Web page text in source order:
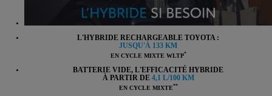
L'HYBRIDE RECHARGEABLE TOYOTA :
JUSQU'À 133 KM
EN CYCLE MIXTE WLTP*
BATTERIE VIDE, L'EFFICACITÉ HYBRIDE
À PARTIR DE 4,1 L/100 KM
EN CYCLE MIXTE**